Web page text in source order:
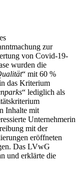
zur
von Covid-19-
wurden die
“ mit 60 %
das Kriterium
“ lediglich als
Inhalte mit
Unternehmerin
mit der
eröffneten
Das LVwG
und erklärte die